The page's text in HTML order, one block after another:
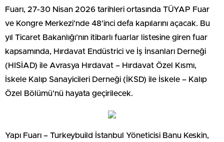
Fuarı, 27-30 Nisan 2026 tarihleri ortasında TÜYAP Fuar
ve Kongre Merkezi’nde 48’inci defa kapılarını açacak. Bu
yıl Ticaret Bakanlığı’nın itibarlı fuarlar listesine giren fuar
kapsamında, Hırdavat Endüstrici ve İş İnsanları Derneği
(HISİAD) ile Avrasya Hırdavat – Hırdavat Özel Kısmı,
İskele Kalıp Sanayicileri Derneği (İKSD) ile İskele – Kalıp
Özel Bölümü’nü hayata geçirilecek.
Yapı Fuarı – Turkeybuild İstanbul Yöneticisi Banu Keskin,